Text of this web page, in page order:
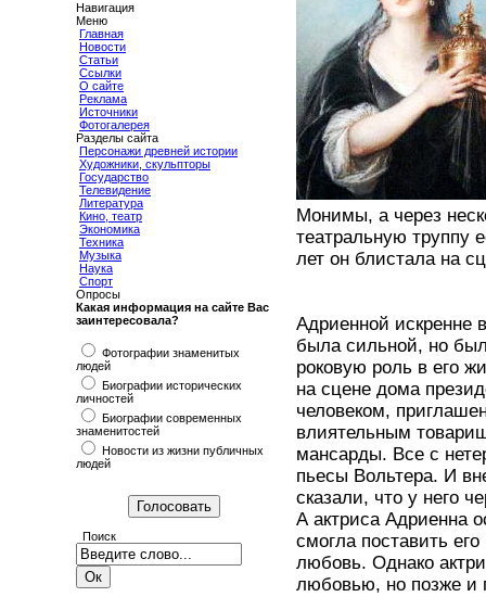
Навигация
Меню
Главная
Новости
Статьи
Ссылки
О сайте
Реклама
Источники
Фотогалерея
Разделы сайта
Персонажи древней истории
Художники, скульпторы
Государство
Телевидение
Литература
Кино, театр
Экономика
Техника
Музыка
Наука
Спорт
Опросы
Какая информация на сайте Вас
заинтересовала?
Фотографии знаменитых
людей
Биографии исторических
личностей
Биографии современных
знаменитостей
Новости из жизни публичных
людей
Поиск
Монимы, а через
театральную труппу
лет он блистала на
Адриенной искренне
была сильной, но
роковую роль в его
на сцене дома
человеком,
влиятельным
мансарды. Все с
пьесы Вольтера. И
сказали, что у него
А актриса Адриенна
смогла поставить
любовь. Однако
любовью, но позже и